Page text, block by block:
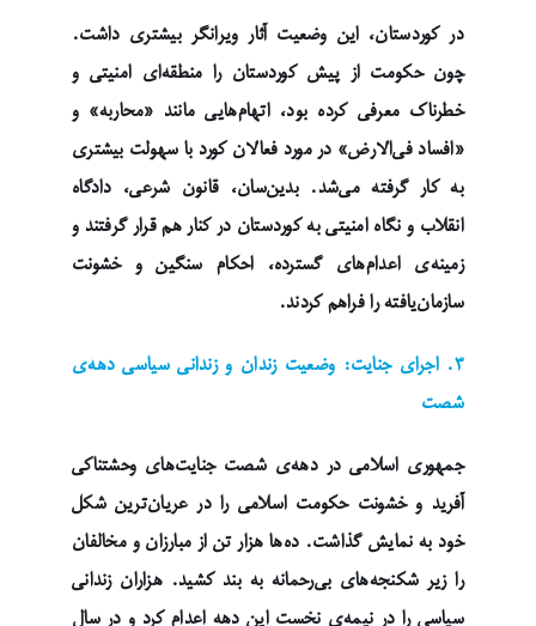
در کوردستان، این وضعیت آثار ویرانگر بیشتری داشت.
چون حکومت از پیش کوردستان را منطقه‌ای امنیتی و
خطرناک معرفی کرده بود، اتهام‌هایی مانند «محاربه» و
«افساد فی‌الارض» در مورد فعالان کورد با سهولت بیشتری
به کار گرفته می‌شد. بدین‌سان، قانون شرعی، دادگاه
انقلاب و نگاه امنیتی به کوردستان در کنار هم قرار گرفتند و
زمینه‌ی اعدام‌های گسترده، احکام سنگین و خشونت
سازمان‌یافته را فراهم کردند.
۳. اجرای جنایت: وضعیت زندان و زندانی سیاسی دهه‌ی
شصت
جمهوری اسلامی در دهه‌ی شصت جنایت‌های وحشتناکی
آفرید و خشونت حکومت اسلامی را در عریان‌ترین شکل
خود به نمایش گذاشت. ده‌ها هزار تن از مبارزان و مخالفان
را زیر شکنجه‌های بی‌رحمانه به بند کشید. هزاران زندانی
سیاسی را در نیمه‌ی نخست این دهه اعدام کرد و در سال